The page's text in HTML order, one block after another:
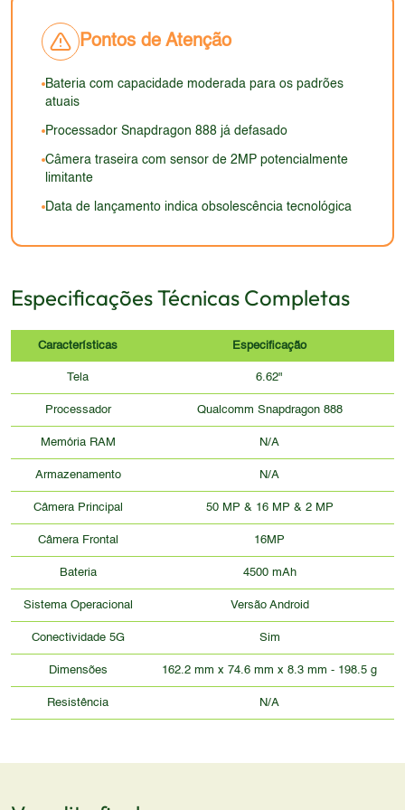
Pontos de Atenção
Bateria com capacidade moderada para os padrões
atuais
Processador Snapdragon 888 já defasado
Câmera traseira com sensor de 2MP potencialmente
limitante
Data de lançamento indica obsolescência tecnológica
Especificações Técnicas Completas
Características Especificação
Tela 6.62"
Processador Qualcomm Snapdragon 888
Memória RAM N/A
Armazenamento N/A
Câmera Principal 50 MP & 16 MP & 2 MP
Câmera Frontal 16MP
Bateria 4500 mAh
Sistema Operacional Versão Android
Conectividade 5G Sim
Dimensões 162.2 mm x 74.6 mm x 8.3 mm - 198.5 g
Resistência N/A